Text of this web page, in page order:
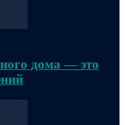
дома — это